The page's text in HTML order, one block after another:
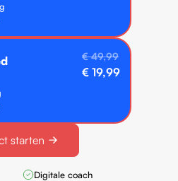
€ 49,99
€ 19,99
starten
Digitale coach